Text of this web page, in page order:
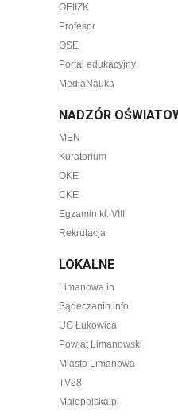
OEIIZK
Profesor
OSE
Portal edukacyjny
MediaNauka
NADZÓR
MEN
Kuratorium
OKE
CKE
Egzamin kl. VIII
Rekrutacja
LOKALNE
Limanowa.in
Sądeczanin.info
UG Łukowica
Powiat Limanowski
Miasto Limanowa
TV28
Małopolska.pl